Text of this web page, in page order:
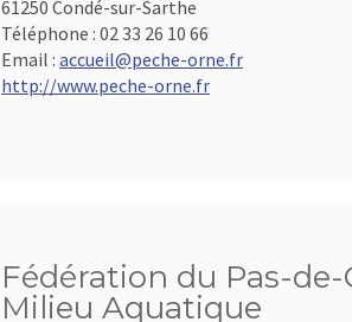
61250 Condé-sur-Sarthe
Téléphone : 02 33 26 10 66
Email : accueil@peche-orne.fr
http://www.peche-orne.fr
Fédération du Pas-
Milieu Aquatique